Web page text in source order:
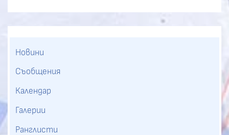
Новини
Съобщения
Календар
Галерии
Ранглисти